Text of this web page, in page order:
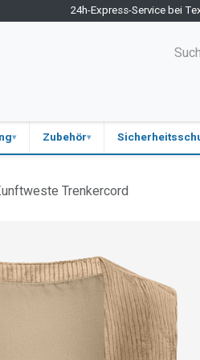
24h-Express-Service bei
Zubehör
Trenkercord